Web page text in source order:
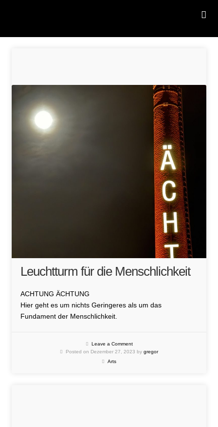
Leuchtturm für die Menschlichkeit
ACHTUNG ÄCHTUNG
Hier geht es um nichts Geringeres als um das
Fundament der Menschlichkeit.
Leave a Comment
Posted on Dezember 27, 2023 by gregor
Arts